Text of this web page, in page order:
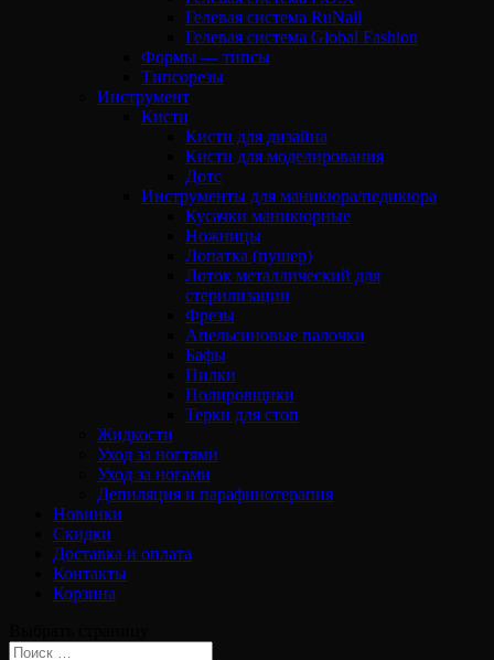
Гелевая система RuNail
Гелевая система Global Fashion
Формы — типсы
Типсорезы
Инструмент
Кисти
Кисти для дизайна
Кисти для моделирования
Дотс
Инструменты для маникюра/педикюра
Кусачки маникюрные
Ножницы
Лопатка (пушер)
Лоток металлический для
стерилизации
Фрезы
Апельсиновые палочки
Бафы
Пилки
Полировщики
Терки для стоп
Жидкости
Уход за ногтями
Уход за ногами
Депиляция и парафинотерапия
Новинки
Скидки
Доставка и оплата
Контакты
Корзина